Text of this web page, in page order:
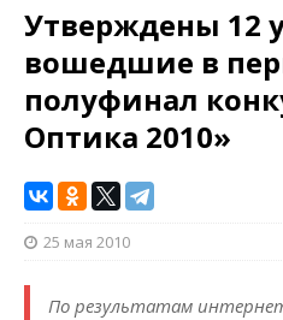
Утверждены 12
вошедшие в
полуфинал
Оптика 2010»
25 мая 2010
По результатам